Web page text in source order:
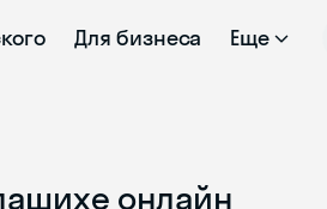
Для бизнеса Еще
онлайн